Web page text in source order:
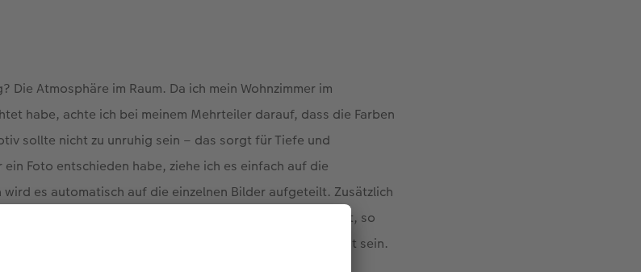
Die Atmosphäre im Raum. Da ich mein Wohnzimmer im
habe, achte ich bei meinem Mehrteiler darauf, dass die Farben
sollte nicht zu unruhig sein – das sorgt für Tiefe und
Foto entschieden habe, ziehe ich es einfach auf die
es automatisch auf die einzelnen Bilder aufgeteilt. Zusätzlich
auf der dunklen Farbfläche meines Fotos integriert, so
Es kann natürlich auch ein Lieblingsgedicht oder Zitat sein.